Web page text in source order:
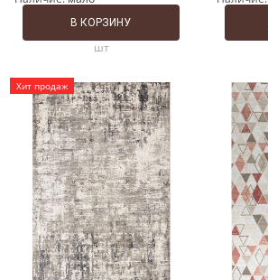
шт
В КОРЗИНУ
Хит продаж